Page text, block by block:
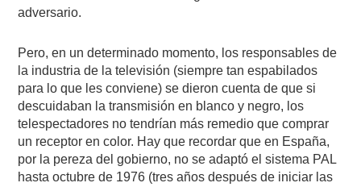
adversario.
Pero, en un determinado momento, los responsables de
la industria de la televisión (siempre tan espabilados
para lo que les conviene) se dieron cuenta de que si
descuidaban la transmisión en blanco y negro, los
telespectadores no tendrían más remedio que comprar
un receptor en color. Hay que recordar que en España,
por la pereza del gobierno, no se adaptó el sistema PAL
hasta octubre de 1976 (tres años después de iniciar las